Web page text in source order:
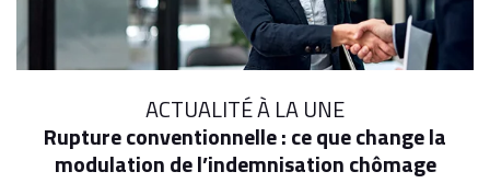
ACTUALITÉ À LA UNE
Rupture conventionnelle : ce que change la
modulation de l’indemnisation chômage